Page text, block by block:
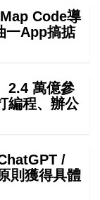
Code導
一App搞掂
2.4 萬億參
編程、辦公
/
則獲得具體